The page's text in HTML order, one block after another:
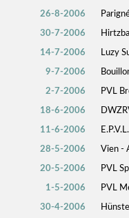
26-8-2006
30-7-2006
14-7-2006 Luzy
9-7-2006
2-7-2006 PVL
18-6-2006
11-6-2006
28-5-2006 Vien -
20-5-2006 PVL
1-5-2006 PVL
30-4-2006